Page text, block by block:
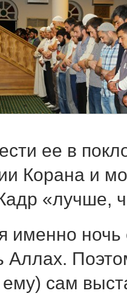
ее в
Корана и
«лучше,
именно ночь
Аллах.
сам